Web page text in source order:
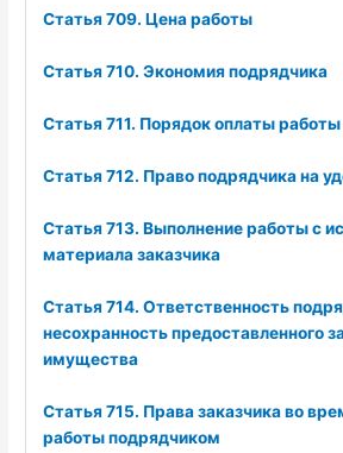
Статья 709. Цена работы
Статья 710. Экономия подрядчика
Статья 711. Порядок оплаты работы
Статья 712. Право подрядчика на
Статья 713. Выполнение работы с
материала заказчика
Статья 714. Ответственность
несохранность предоставленного
имущества
Статья 715. Права заказчика во
работы подрядчиком